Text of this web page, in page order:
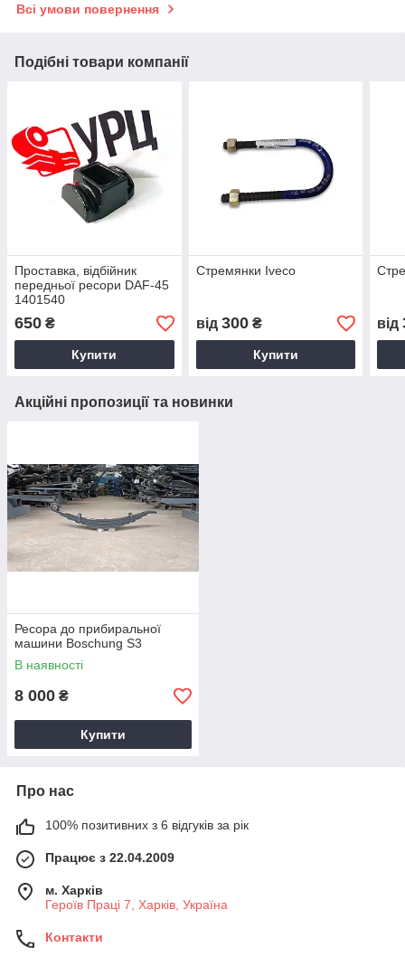
Всі умови повернення
Подібні товари компанії
Проставка, відбійник
передньої ресори DAF-45
1401540
650 ₴
Купити
Стремянки Iveco
від 300₴
Купити
від
Акційні пропозиції та новинки
Ресора до прибиральної
машини Boschung S3
В наявності
8 000 ₴
Купити
Про нас
100% позитивних з 6 відгуків за рік
Працює з 22.04.2009
м. Харків
Героїв Праці 7, Харків, Україна
Контакти